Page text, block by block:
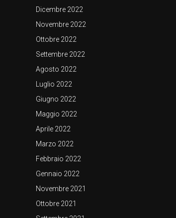
Dicembre 2022
Novembre 2022
Ottobre 2022
Settembre 2022
Agosto 2022
Luglio 2022
Giugno 2022
Maggio 2022
Aprile 2022
Marzo 2022
Febbraio 2022
Gennaio 2022
Novembre 2021
Ottobre 2021